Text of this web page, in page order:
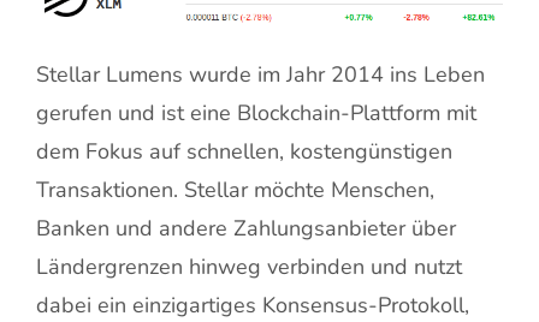
Stellar Lumens wurde im Jahr 2014 ins Leben
gerufen und ist eine Blockchain-Plattform mit
dem Fokus auf schnellen, kostengünstigen
Transaktionen. Stellar möchte Menschen,
Banken und andere Zahlungsanbieter über
Ländergrenzen hinweg verbinden und nutzt
dabei ein einzigartiges Konsensus-Protokoll,